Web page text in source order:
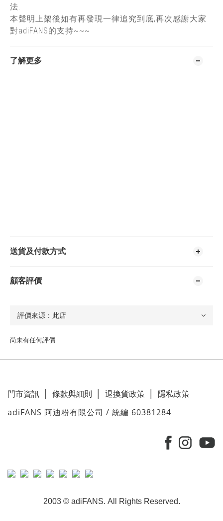
法.
本聲明上架後如有再發現一律追究到底,再次感謝大家
對adiFANS的支持~~~
了解更多
送貨及付款方式
顧客評價
尚未有任何評價
門市資訊 條款與細則 退換貨政策 隱私政策
adiFANS 阿迪粉有限公司 / 統編 60381284
2003 © adiFANS. All Rights Reserved.